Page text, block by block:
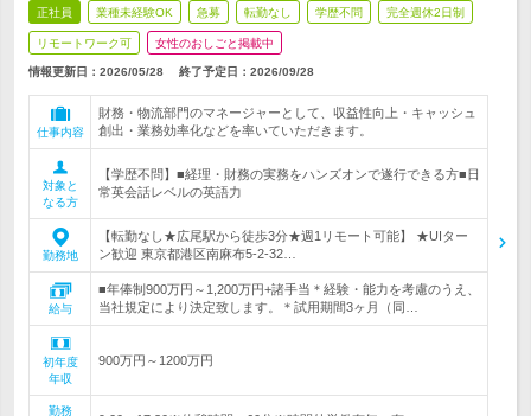
正社員 業種未経験OK 急募 転勤なし 学歴不問 完全週休2日制
リモートワーク可 女性のおしごと掲載中
情報更新日：2026/05/28 終了予定日： 2026/09/28
仕事内容
財務・物流部門のマネージャーとして、収益性向上・キャッシュ
創出・業務効率化などを率いていただきます。
対象と
なる方
【学歴不問】■経理・財務の実務をハンズオンで遂行できる方■日
常英会話レベルの英語力
勤務地
【転勤なし★広尾駅から徒歩3分★週1リモート可能】 ★UIター
ン歓迎 東京都港区南麻布5-2-32…
給与
■年俸制900万円～1,200万円+諸手当＊経験・能力を考慮のうえ、
当社規定により決定致します。＊試用期間3ヶ月（同…
初年度
年収
900万円～1200万円
勤務